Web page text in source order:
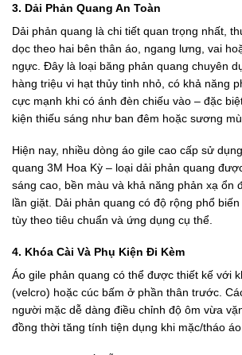
3. Dải Phản Quang An Toàn
Dải phản quang là chi tiết quan trọng nhất,
dọc theo hai bên thân áo, ngang lưng, vai
ngực. Đây là loại băng phản quang chuyên
hàng triệu vi hạt thủy tinh nhỏ, có khả năng
cực mạnh khi có ánh đèn chiếu vào – đặc
kiện thiếu sáng như ban đêm hoặc sương mù.
Hiện nay, nhiều dòng áo gile cao cấp sử
quang 3M Hoa Kỳ – loại dải phản quang
sáng cao, bền màu và khả năng phản xạ ổn
lần giặt. Dải phản quang có độ rộng phổ
tùy theo tiêu chuẩn và ứng dụng cụ thể.
4. Khóa Cài Và Phụ Kiện Đi Kèm
Áo gile phản quang có thể được thiết kế với
(velcro) hoặc cúc bấm ở phần thân trước.
người mặc dễ dàng điều chỉnh độ ôm vừa
đồng thời tăng tính tiện dụng khi mặc/tháo áo.